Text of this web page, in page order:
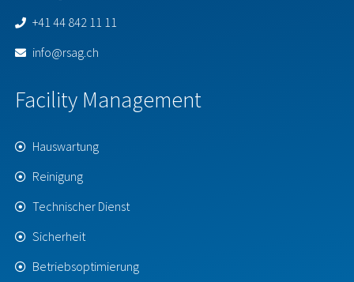
+41 44 842 11 11
info@rsag.ch
Facility Management
Hauswartung
Reinigung
Technischer Dienst
Sicherheit
Betriebsoptimierung